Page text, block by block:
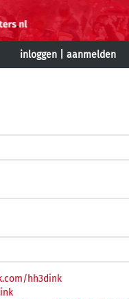
inloggen aanmelden
hh3dink